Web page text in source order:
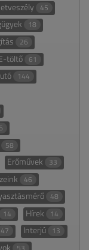
45
18
26
töltő 61
144
58
Erőművek 33
46
48
14 Hírek 14
47 Interjú 13
53